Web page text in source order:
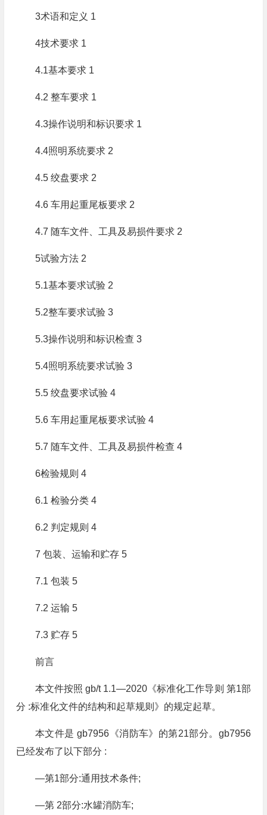
3术语和定义 1
4技术要求 1
4.1基本要求 1
4.2 整车要求 1
4.3操作说明和标识要求 1
4.4照明系统要求 2
4.5 绞盘要求 2
4.6 车用起重尾板要求 2
4.7 随车文件、工具及易损件要求 2
5试验方法 2
5.1基本要求试验 2
5.2整车要求试验 3
5.3操作说明和标识检查 3
5.4照明系统要求试验 3
5.5 绞盘要求试验 4
5.6 车用起重尾板要求试验 4
5.7 随车文件、工具及易损件检查 4
6检验规则 4
6.1 检验分类 4
6.2 判定规则 4
7 包装、运输和贮存 5
7.1 包装 5
7.2 运输 5
7.3 贮存 5
前言
本文件按照 gb/t 1.1—2020《标准化工作导则 第1部
分 :标准化文件的结构和起草规则》的规定起草。
本文件是 gb7956《消防车》的第21部分。gb7956
已经发布了以下部分 :
—第1部分:通用技术条件;
—第 2部分:水罐消防车;